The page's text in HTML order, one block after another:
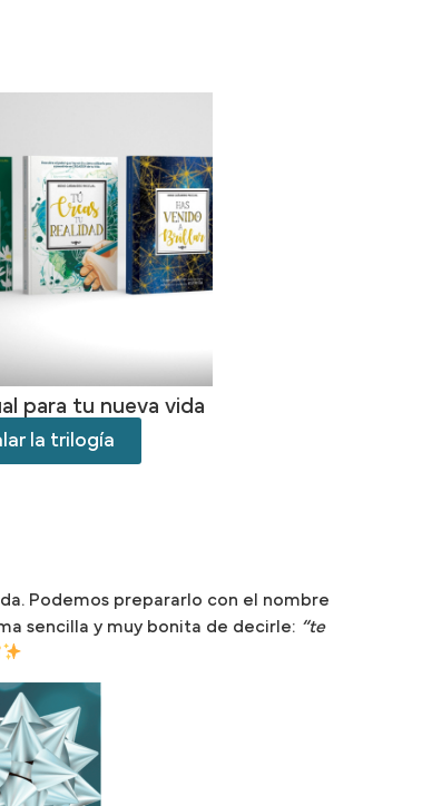
para tu nueva vida
la trilogía
Podemos prepararlo con el nombre
sencilla y muy bonita de decirle: “te